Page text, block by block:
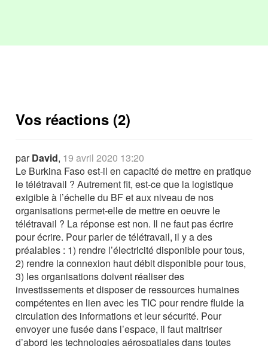
Vos réactions (2)
parDavid, 19 avril 2020 13:20
Le Burkina Faso est-il en capacité de mettre en pratique
le télétravail ? Autrement fit, est-ce que la logistique
exigible à l’échelle du BF et aux niveau de nos
organisations permet-elle de mettre en oeuvre le
télétravail ? La réponse est non. Il ne faut pas écrire
pour écrire. Pour parler de télétravail, il y a des
préalables : 1) rendre l’électricité disponible pour tous,
2) rendre la connexion haut débit disponible pour tous,
3) les organisations doivent réaliser des
investissements et disposer de ressources humaines
compétentes en lien avec les TIC pour rendre fluide la
circulation des informations et leur sécurité. Pour
envoyer une fusée dans l’espace, il faut maitriser
d’abord les technologies aérospatiales dans toutes